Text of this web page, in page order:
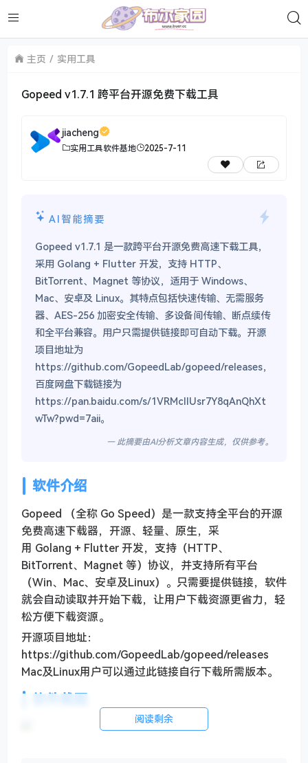
主页 实用工具
Gopeed v1.7.1 跨平台开源免费下载工具
jiacheng
实用工具软件基地 2025-7-11
AI智能摘要
Gopeed v1.7.1 是一款跨平台开源免费高速下载工具，
采用 Golang + Flutter 开发，支持 HTTP、
BitTorrent、Magnet 等协议，适用于 Windows、
Mac、安卓及 Linux。其特点包括快速传输、无需服务
器、AES-256 加密安全传输、多设备间传输、断点续传
和全平台兼容。用户只需提供链接即可自动下载。开源
项目地址为
https://github.com/GopeedLab/gopeed/releases，
百度网盘下载链接为
https://pan.baidu.com/s/1VRMclIUsr7Y8qAnQhXt
wTw?pwd=7aii。
— 此摘要由AI分析文章内容生成，仅供参考。
软件介绍
Gopeed （全称 Go Speed）是一款支持全平台的开源
免费高速下载器，开源、轻量、原生，采
用 Golang + Flutter 开发，支持（HTTP、
BitTorrent、Magnet 等）协议，并支持所有平台
（Win、Mac、安卓及Linux）。只需要提供链接，软件
就会自动读取并开始下载，让用户下载资源更省力，轻
松方便下载资源。
开源项目地址：
https://github.com/GopeedLab/gopeed/releases
Mac及Linux用户可以通过此链接自行下载所需版本。
软件截图
阅读剩余